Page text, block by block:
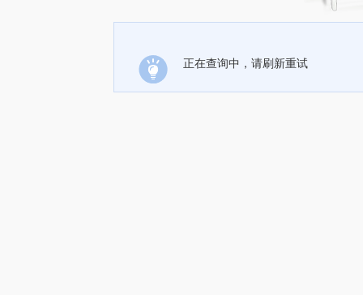
正在查询中，请刷新重试